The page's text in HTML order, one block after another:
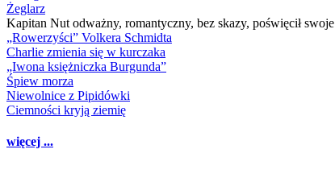
Żeglarz
Kapitan Nut odważny, romantyczny, bez skazy, poświęcił swoje
„Rowerzyści” Volkera Schmidta
Charlie zmienia się w kurczaka
„Iwona księżniczka Burgunda”
Śpiew morza
Niewolnice z Pipidówki
Ciemności kryją ziemię
więcej ...